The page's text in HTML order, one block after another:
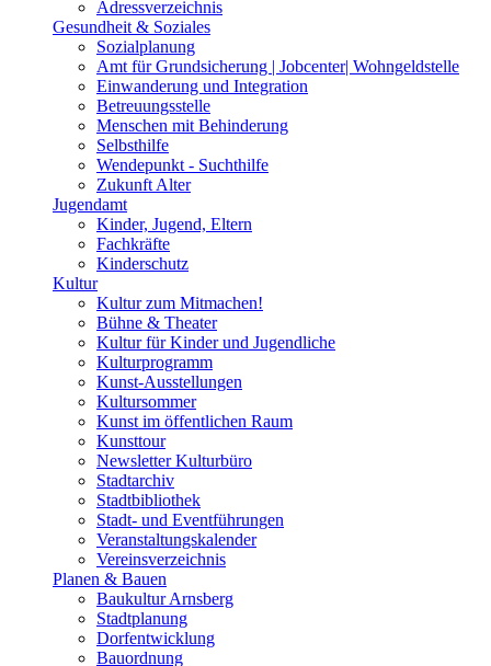
Adressverzeichnis
Gesundheit & Soziales
Sozialplanung
Amt für Grundsicherung | Jobcenter| Wohngeldstelle
Einwanderung und Integration
Betreuungsstelle
Menschen mit Behinderung
Selbsthilfe
Wendepunkt - Suchthilfe
Zukunft Alter
Jugendamt
Kinder, Jugend, Eltern
Fachkräfte
Kinderschutz
Kultur
Kultur zum Mitmachen!
Bühne & Theater
Kultur für Kinder und Jugendliche
Kulturprogramm
Kunst-Ausstellungen
Kultursommer
Kunst im öffentlichen Raum
Kunsttour
Newsletter Kulturbüro
Stadtarchiv
Stadtbibliothek
Stadt- und Eventführungen
Veranstaltungskalender
Vereinsverzeichnis
Planen & Bauen
Baukultur Arnsberg
Stadtplanung
Dorfentwicklung
Bauordnung